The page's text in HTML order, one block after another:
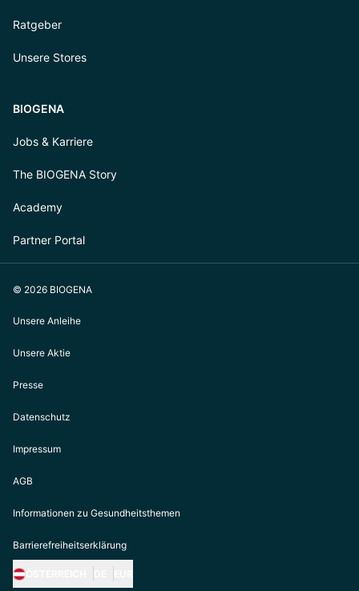
Ratgeber
Unsere Stores
BIOGENA
Jobs & Karriere
The BIOGENA Story
Academy
Partner Portal
© 2026 BIOGENA
Unsere Anleihe
Unsere Aktie
Presse
Datenschutz
Impressum
AGB
Informationen zu Gesundheitsthemen
Barrierefreiheitserklärung